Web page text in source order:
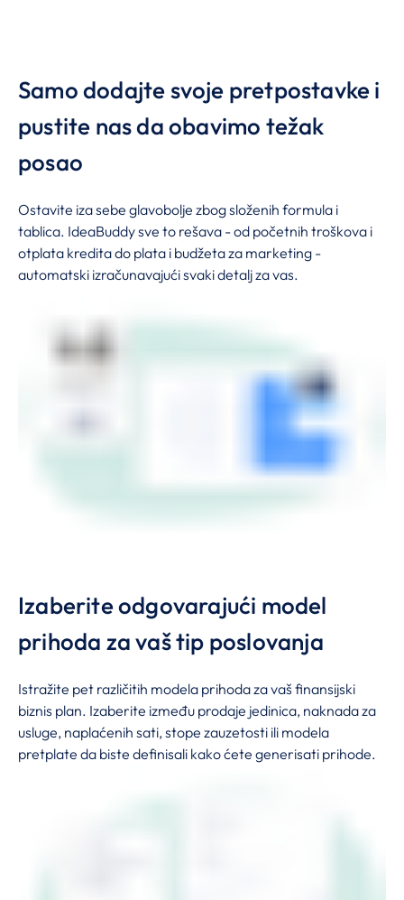
Samo dodajte svoje pretpostavke i
pustite nas da obavimo težak
posao
Ostavite iza sebe glavobolje zbog složenih formula i
tablica. IdeaBuddy sve to rešava - od početnih troškova i
otplata kredita do plata i budžeta za marketing -
automatski izračunavajući svaki detalj za vas.
Izaberite odgovarajući model
prihoda za vaš tip poslovanja
Istražite pet različitih modela prihoda za vaš finansijski
biznis plan. Izaberite između prodaje jedinica, naknada za
usluge, naplaćenih sati, stope zauzetosti ili modela
pretplate da biste definisali kako ćete generisati prihode.